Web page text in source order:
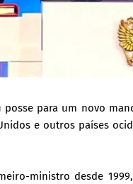
para um novo
e outros países
ministro desde